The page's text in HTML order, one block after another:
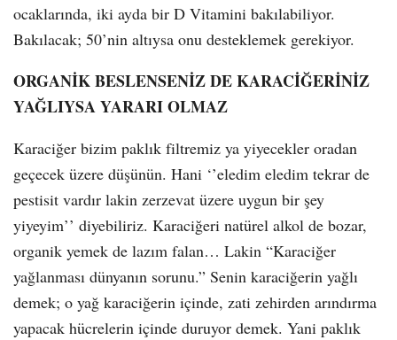
ocaklarında, iki ayda bir D Vitamini bakılabiliyor.
Bakılacak; 50’nin altıysa onu desteklemek gerekiyor.
ORGANİK BESLENSENİZ DE KARACİĞERİNİZ
YAĞLIYSA YARARI OLMAZ
Karaciğer bizim paklık filtremiz ya yiyecekler oradan
geçecek üzere düşünün. Hani ‘’eledim eledim tekrar de
pestisit vardır lakin zerzevat üzere uygun bir şey
yiyeyim’’ diyebiliriz. Karaciğeri natürel alkol de bozar,
organik yemek de lazım falan… Lakin “Karaciğer
yağlanması dünyanın sorunu.” Senin karaciğerin yağlı
demek; o yağ karaciğerin içinde, zati zehirden arındırma
yapacak hücrelerin içinde duruyor demek. Yani paklık